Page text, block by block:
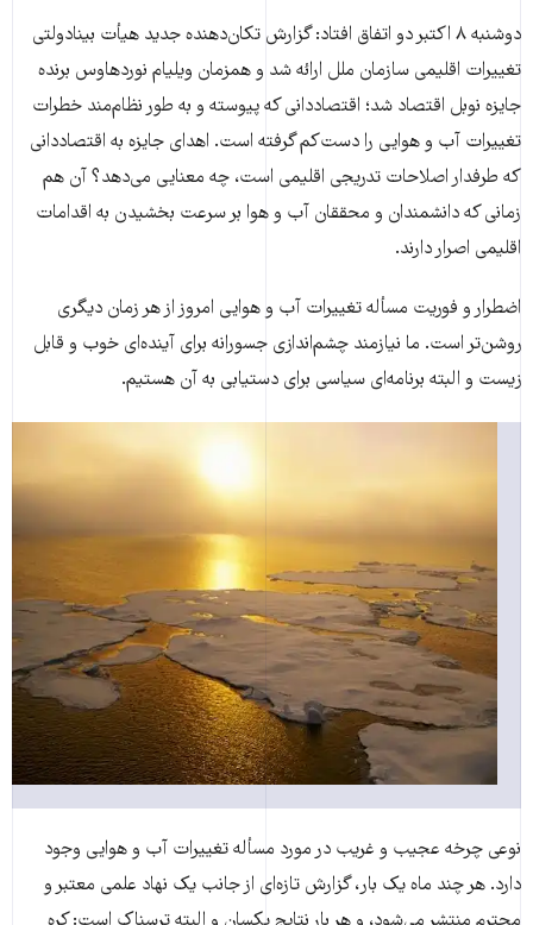
دوشنبه ۸ اکتبر دو اتفاق افتاد: گزارش تکان‌دهنده جدید هیأت بینادولتی
تغییرات اقلیمی سازمان ملل ارائه شد و همزمان ویلیام نوردهاوس برنده
جایزه نوبل اقتصاد شد؛ اقتصاددانی که پیوسته و به طور نظام‌مند خطرات
تغییرات آب و هوایی را دست‌کم گرفته است. اهدای جایزه به اقتصاددانی
که طرفدار اصلاحات تدریجی اقلیمی است، چه معنایی می‌دهد؟ آن هم
زمانی که دانشمندان و محققان آب و هوا بر سرعت بخشیدن به اقدامات
اقلیمی اصرار دارند.
اضطرار و فوریت مسأله تغییرات آب و هوایی امروز از هر زمان دیگری
روشن‌تر است. ما نیازمند چشم‌اندازی جسورانه برای آینده‌ای خوب و قابل
زیست و البته برنامه‌ای سیاسی برای دستیابی به آن هستیم.
نوعی چرخه عجیب و غریب در مورد مسأله تغییرات آب و هوایی وجود
دارد. هر چند ماه یک بار، گزارش تازه‌ای از جانب یک نهاد علمی معتبر و